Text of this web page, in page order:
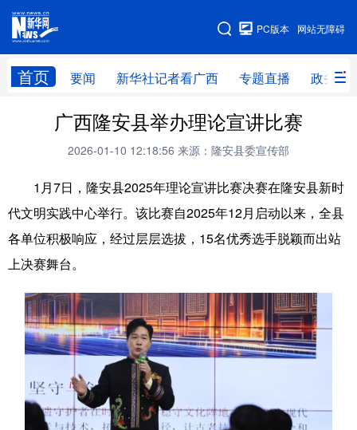
网站无障碍
PC版本
首页 要闻 新华社记者看广西 专题直播 政务信
网站地图
广西频道
新华社记者 专题直播 政务信息
图片新闻 壮美广西
新华网导航
国际 财经 网评 港澳
台湾 思客智库 全球连线 教育
科技 科普
健康 军事 访谈 视频
广西隆安县举办理论宣讲比赛
2026-01-10 12:18:56 来源：隆安县委宣传部
1月7日，隆安县2025年理论宣讲比赛决赛在隆安县新时
代文明实践中心举行。该比赛自2025年12月启动以来，全县
各单位积极响应，经过层层选拔，15名优秀选手脱颖而出站
上决赛舞台。